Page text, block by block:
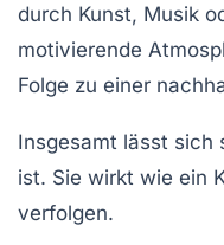
durch Kunst, Musik
motivierende
Folge zu einer
Insgesamt lässt sich
ist. Sie wirkt wie ein
verfolgen.